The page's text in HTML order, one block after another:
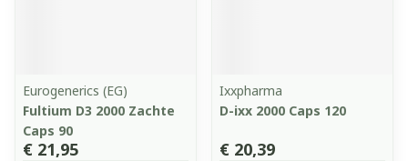
Eurogenerics (EG)
Fultium D3 2000 Zachte
Caps 90
€ 21,95
Ixxpharma
D-ixx 2000 Caps 120
€ 20,39